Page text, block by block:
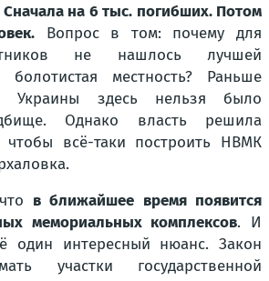
на 6 тыс. погибших. Потом
Вопрос в том: почему для
не нашлось лучшей
местность? Раньше
Украины здесь нельзя было
Однако власть решила
всё-таки построить НВМК
в ближайшее время появится
мемориальных комплексов. И
один интересный нюанс. Закон
участки государственной